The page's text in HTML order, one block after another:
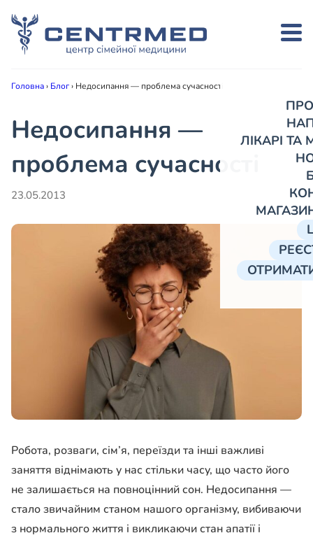
ЛІКАРІ
Головна› Блог› Недосипання — проблема сучасності
Недосипання —
проблема сучасності
23.05.2013
Робота, розваги, сім’я, переїзди та інші важливі
заняття віднімають у нас стільки часу, що часто його
не залишається на повноцінний сон. Недосипання —
стало звичайним станом нашого організму, вибиваючи
з нормального життя і викликаючи стан апатії і